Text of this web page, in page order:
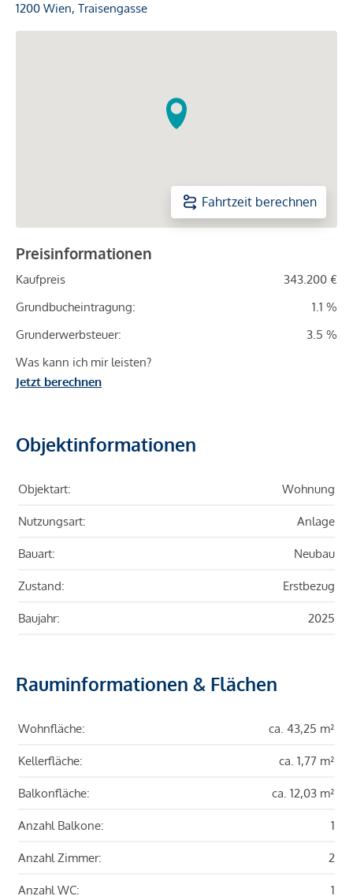
1200 Wien, Traisengasse
Fahrtzeit berechnen
Preisinformationen
Kaufpreis
343.200 €
Grundbucheintragung:
1.1 %
Grunderwerbsteuer:
3.5 %
Was kann ich mir leisten?
Jetzt berechnen
Objektinformationen
Objektart: Wohnung
Nutzungsart: Anlage
Bauart: Neubau
Zustand: Erstbezug
Baujahr: 2025
Rauminformationen & Flächen
Wohnfläche: ca. 43,25 m²
Kellerfläche: ca. 1,77 m²
Balkonfläche: ca. 12,03 m²
Anzahl Balkone: 1
Anzahl Zimmer: 2
Anzahl WC: 1